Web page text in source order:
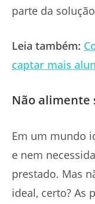
parte da
Leia também:
captar mais
Não
Em um mundo
e nem
prestado. Mas
ideal, certo? As